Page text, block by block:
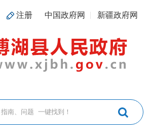
注册 中国政府网 新疆政府网